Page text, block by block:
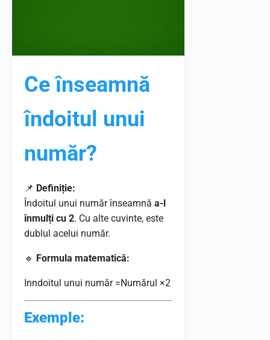
Ce înseamnă
îndoitul unui
număr?
📌 Definiție:
Îndoitul unui număr înseamnă a-l
înmulți cu 2. Cu alte cuvinte, este
dublul acelui număr.
🔹 Formula matematică:
Inndoitul unui număr =Numărul ×2
Exemple: